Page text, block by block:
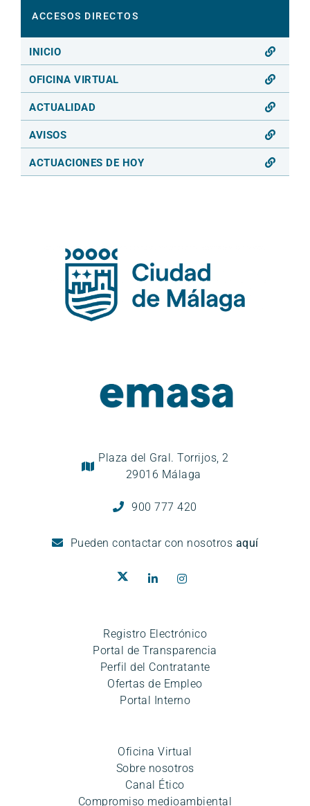
ACCESOS DIRECTOS
INICIO
OFICINA VIRTUAL
ACTUALIDAD
AVISOS
ACTUACIONES DE HOY
Plaza del Gral. Torrijos, 2
29016 Málaga
900 777 420
Pueden contactar con nosotros aquí
Registro Electrónico
Portal de Transparencia
Perfil del Contratante
Ofertas de Empleo
Portal Interno
Oficina Virtual
Sobre nosotros
Canal Ético
Compromiso medioambiental